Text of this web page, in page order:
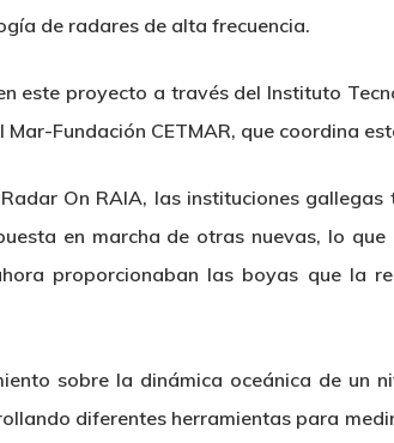
de radares de alta frecuencia.
este proyecto a través del Instituto
Fundación CETMAR, que coordina
On RAIA, las instituciones
en marcha de otras nuevas, lo
proporcionaban las boyas que la
sobre la dinámica oceánica de un
diferentes herramientas para